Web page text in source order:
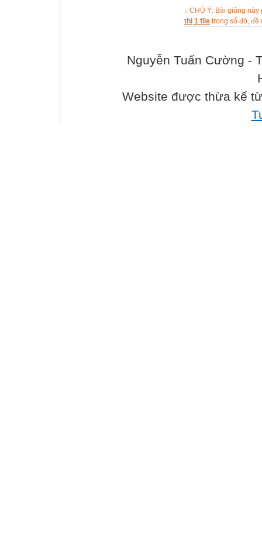
↓ CHÚ Ý: Bài giảng này
thị 1 file trong số đó, đề
Nguyễn Tuấn Cường -
Website được thừa kế